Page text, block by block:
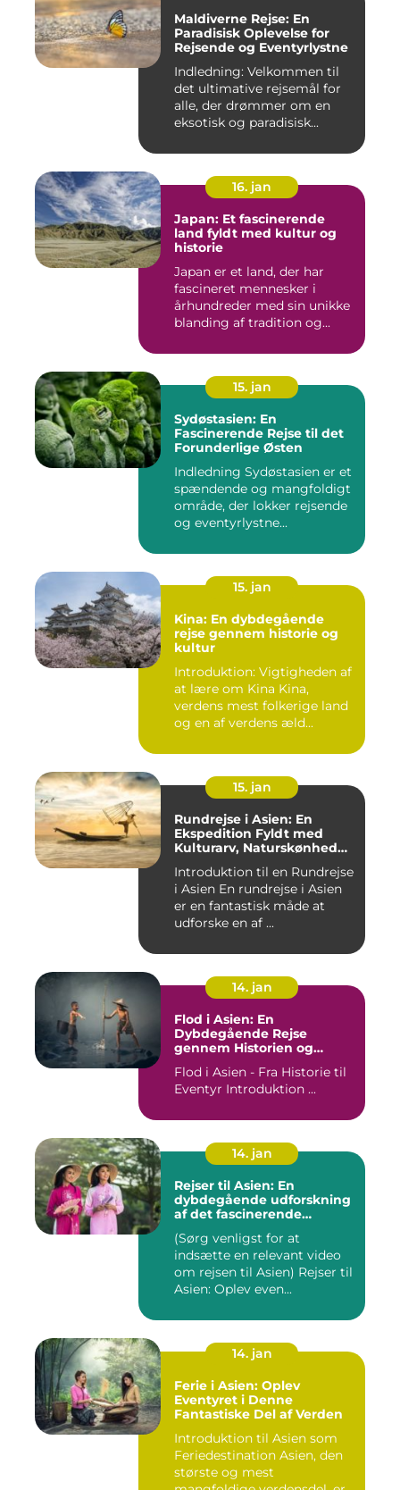
Maldiverne Rejse: En
Paradisisk Oplevelse for
Rejsende og Eventyrlystne
Indledning: Velkommen til
det ultimative rejsemål for
alle, der drømmer om en
eksotisk og paradisisk...
16. jan
Japan: Et fascinerende
land fyldt med kultur og
historie
Japan er et land, der har
fascineret mennesker i
århundreder med sin unikke
blanding af tradition og...
15. jan
Sydøstasien: En
Fascinerende Rejse til det
Forunderlige Østen
Indledning Sydøstasien er et
spændende og mangfoldigt
område, der lokker rejsende
og eventyrlystne...
15. jan
Kina: En dybdegående
rejse gennem historie og
kultur
Introduktion: Vigtigheden af
at lære om Kina Kina,
verdens mest folkerige land
og en af verdens æld...
15. jan
Rundrejse i Asien: En
Ekspedition Fyldt med
Kulturarv, Naturskønhed
Introduktion til en Rundrejse
i Asien En rundrejse i Asien
er en fantastisk måde at
udforske en af ...
14. jan
Flod i Asien: En
Dybdegående Rejse
gennem Historien og
Flod i Asien - Fra Historie til
Eventyr Introduktion ...
14. jan
Rejser til Asien: En
dybdegående udforskning
af det fascinerende
(Sørg venligst for at
indsætte en relevant video
om rejsen til Asien) Rejser til
Asien: Oplev even...
14. jan
Ferie i Asien: Oplev
Eventyret i Denne
Fantastiske Del af Verden
Introduktion til Asien som
Feriedestination Asien, den
største og mest